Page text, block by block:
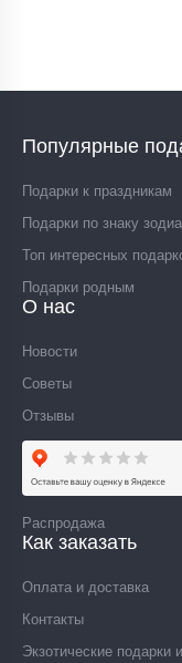
Популярные
Подарки к праздникам
Подарки по знаку
Топ интересных
Подарки родным
О нас
Новости
Советы
Отзывы
Распродажа
Как заказать
Оплата и доставка
Контакты
Экзотические подарки